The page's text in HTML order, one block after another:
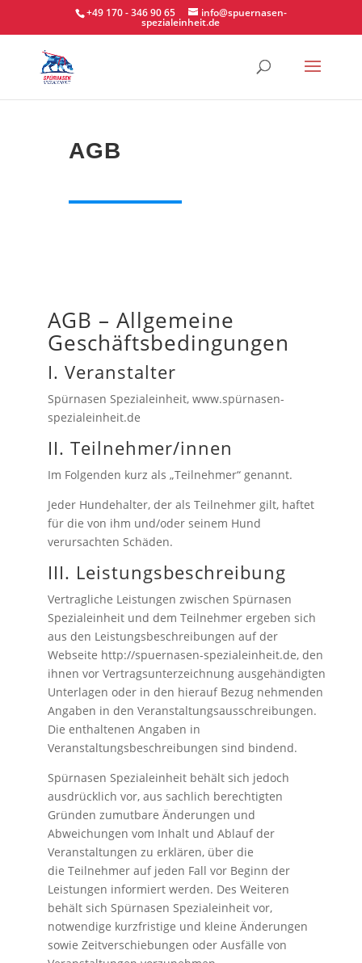
+49 170 - 346 90 65 info@spuernasen-
spezialeinheit.de
AGB
AGB – Allgemeine
Geschäftsbedingungen
I. Veranstalter
Spürnasen Spezialeinheit, www.spürnasen-
spezialeinheit.de
II. Teilnehmer/innen
Im Folgenden kurz als „Teilnehmer“ genannt.
Jeder Hundehalter, der als Teilnehmer gilt, haftet
für die von ihm und/oder seinem Hund
verursachten Schäden.
III. Leistungsbeschreibung
Vertragliche Leistungen zwischen Spürnasen
Spezialeinheit und dem Teilnehmer ergeben sich
aus den Leistungsbeschreibungen auf der
Webseite http://spuernasen-spezialeinheit.de, den
ihnen vor Vertragsunterzeichnung ausgehändigten
Unterlagen oder in den hierauf Bezug nehmenden
Angaben in den Veranstaltungsausschreibungen.
Die enthaltenen Angaben in
Veranstaltungsbeschreibungen sind bindend.
Spürnasen Spezialeinheit behält sich jedoch
ausdrücklich vor, aus sachlich berechtigten
Gründen zumutbare Änderungen und
Abweichungen vom Inhalt und Ablauf der
Veranstaltungen zu erklären, über die
die Teilnehmer auf jeden Fall vor Beginn der
Leistungen informiert werden. Des Weiteren
behält sich Spürnasen Spezialeinheit vor,
notwendige kurzfristige und kleine Änderungen
sowie Zeitverschiebungen oder Ausfälle von